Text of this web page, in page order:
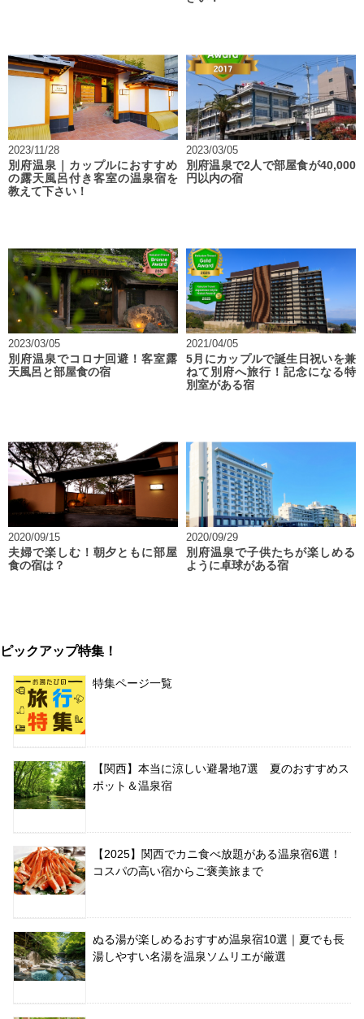
2023/11/28
別府温泉｜カップルにおすすめ
の露天風呂付き客室の温泉宿を
教えて下さい！
2023/03/05
別府温泉で2人で部屋食が40,000
円以内の宿
2023/03/05
別府温泉でコロナ回避！客室露
天風呂と部屋食の宿
2021/04/05
5月にカップルで誕生日祝いを兼
ねて別府へ旅行！記念になる特
別室がある宿
2020/09/15
夫婦で楽しむ！朝夕ともに部屋
食の宿は？
2020/09/29
別府温泉で子供たちが楽しめる
ように卓球がある宿
ピックアップ特集！
特集ページ一覧
【関西】本当に涼しい避暑地7選 夏のおすすめス
ポット＆温泉宿
【2025】関西でカニ食べ放題がある温泉宿6選！
コスパの高い宿からご褒美旅まで
ぬる湯が楽しめるおすすめ温泉宿10選｜夏でも長
湯しやすい名湯を温泉ソムリエが厳選